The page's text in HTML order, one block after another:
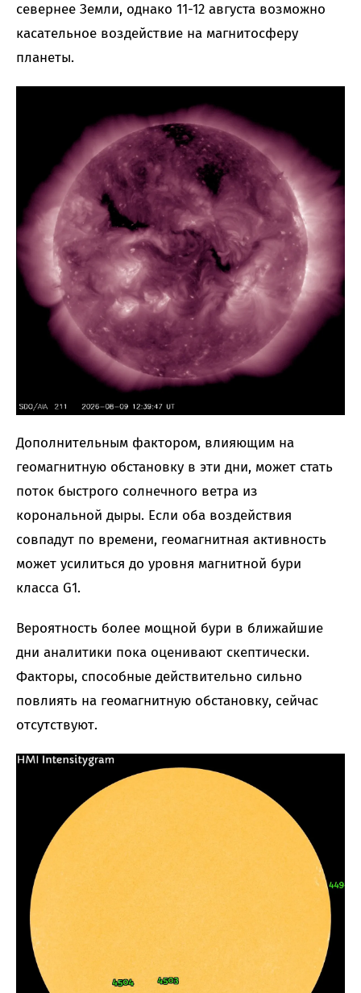
севернее Земли, однако 11-12 августа возможно
касательное воздействие на магнитосферу
планеты.
Дополнительным фактором, влияющим на
геомагнитную обстановку в эти дни, может стать
поток быстрого солнечного ветра из
корональной дыры. Если оба воздействия
совпадут по времени, геомагнитная активность
может усилиться до уровня магнитной бури
класса G1.
Вероятность более мощной бури в ближайшие
дни аналитики пока оценивают скептически.
Факторы, способные действительно сильно
повлиять на геомагнитную обстановку, сейчас
отсутствуют.